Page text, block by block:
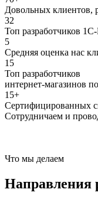
Довольных клиентов,
32
Топ разработчиков
5
Средняя оценка нас
15
Топ разработчиков
интернет-магазинов
15+
Сертифицированных
Сотрудничаем и
Что мы делаем
Направления